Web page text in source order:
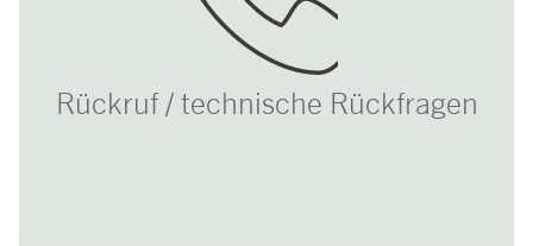
Rückruf / technische Rückfragen